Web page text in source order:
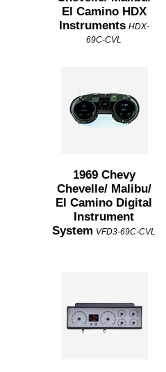
El Camino HDX
Instruments HDX-
69C-CVL
1969 Chevy
Chevelle/ Malibu/
El Camino Digital
Instrument
System VFD3-69C-CVL